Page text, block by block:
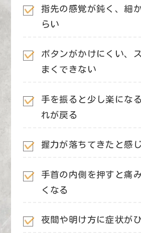
指先の感覚が鈍く、細
らい
ボタンがかけにくい、
まく できない
手を振ると少し楽にな
れが戻る
握力が落ちてきたと感
手首の内側を押すと痛
くなる
夜間や明け方に症状が